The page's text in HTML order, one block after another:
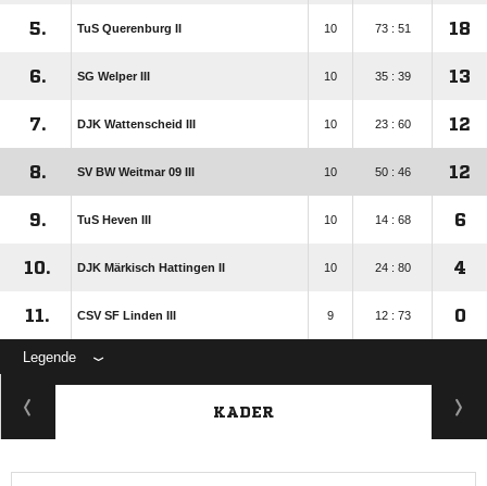
5. TuS Querenburg II 10 73 : 51 18
6. SG Welper III 10 35 : 39 13
7. DJK Wattenscheid III 10 23 : 60 12
8. SV BW Weitmar 09 III 10 50 : 46 12
9. TuS Heven III 10 14 : 68 6
10. DJK Märkisch Hattingen II 10 24 : 80 4
11. CSV SF Linden III 9 12 : 73 0
Legende
KADER